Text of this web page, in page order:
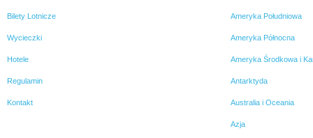
Bilety Lotnicze
Wycieczki
Hotele
Regulamin
Kontakt
Ameryka Południowa
Ameryka Północna
Ameryka Środkowa i
Antarktyda
Australia i Oceania
Azja